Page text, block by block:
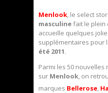
Menlook, le select
masculinefait le plein
accueille quelques
supplémentaires pour
été 2011.
Parmi les 50
sur Menlook, on
marques Bellerose,